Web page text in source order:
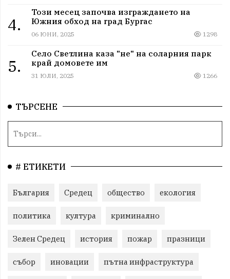
4.
Този месец започва изграждането на
Южния обход на град Бургас
06 ЮНИ, 2025 1298
5.
Село Светлина каза "не" на соларния парк
край домовете им
31 ЮЛИ, 2025 1266
ТЪРСЕНЕ
# ЕТИКЕТИ
България Средец общество екология
политика култура криминално
Зелен Средец история пожар празници
събор иновации пътна инфраструктура